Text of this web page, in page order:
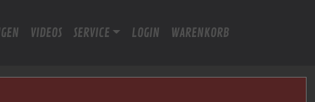
VIDEOS SERVICE LOGIN WARENKORB